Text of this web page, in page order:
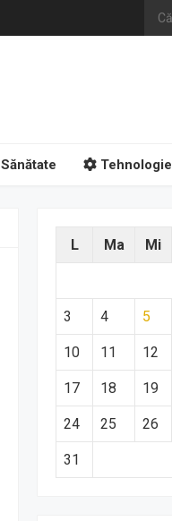
Sănătate Tehnologie
L Ma Mi
3 4 5
10 11 12
17 18 19
24 25 26
31